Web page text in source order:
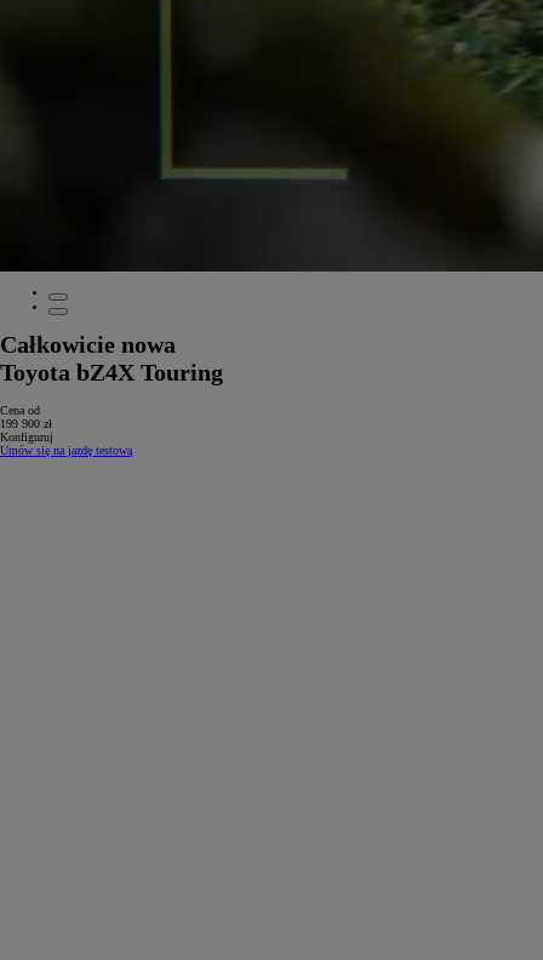
Całkowicie nowa
Toyota bZ4X Touring
Cena od
199 900 zł
Konfiguruj
Umów się na jazdę testową